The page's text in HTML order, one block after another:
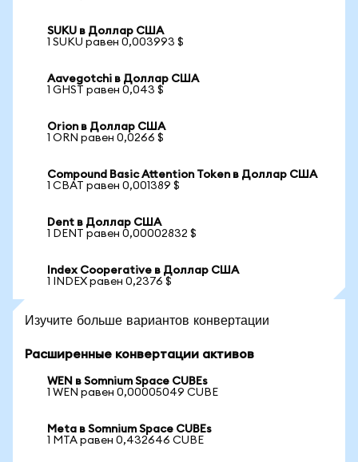
SUKU в Доллар США
1 SUKU равен 0,003993 $
Aavegotchi в Доллар США
1 GHST равен 0,043 $
Orion в Доллар США
1 ORN равен 0,0266 $
Compound Basic Attention Token в Доллар США
1 CBAT равен 0,001389 $
Dent в Доллар США
1 DENT равен 0,00002832 $
Index Cooperative в Доллар США
1 INDEX равен 0,2376 $
Изучите больше вариантов конвертации
Расширенные конвертации активов
WEN в Somnium Space CUBEs
1 WEN равен 0,00005049 CUBE
Meta в Somnium Space CUBEs
1 MTA равен 0,432646 CUBE